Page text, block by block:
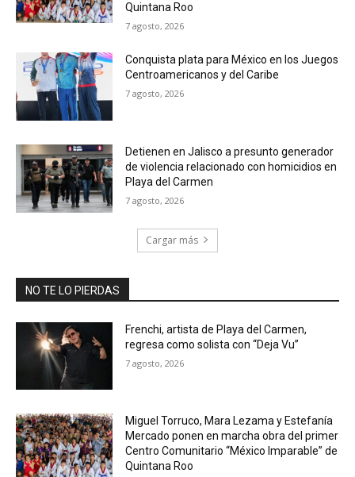
Quintana Roo
7 agosto, 2026
Conquista plata para México en los Juegos
Centroamericanos y del Caribe
7 agosto, 2026
Detienen en Jalisco a presunto generador
de violencia relacionado con homicidios en
Playa del Carmen
7 agosto, 2026
Cargar más
NO TE LO PIERDAS
Frenchi, artista de Playa del Carmen,
regresa como solista con “Deja Vu”
7 agosto, 2026
Miguel Torruco, Mara Lezama y Estefanía
Mercado ponen en marcha obra del primer
Centro Comunitario “México Imparable” de
Quintana Roo